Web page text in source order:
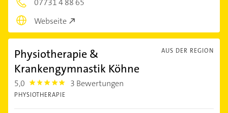
07731 4 88 65
Webseite
AUS DER REGION
Physiotherapie &
Krankengymnastik Köhne
5,0 5.0 3 Bewertungen
PHYSIOTHERAPIE